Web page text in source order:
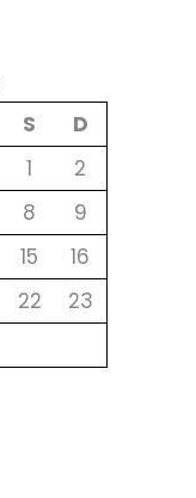
S
D
1
2
8
9
15
16
22
23